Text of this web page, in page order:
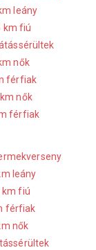
leány
km fiú
nők
férfiak
nők
férfiak
leány
km fiú
férfiak
nők